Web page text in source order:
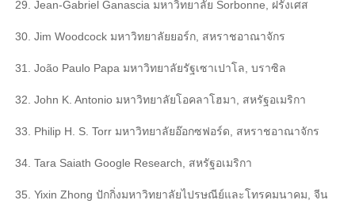
29. Jean-Gabriel Ganascia มหาวิทยาลัย Sorbonne, ฝรั่งเศส
30. Jim Woodcock มหาวิทยาลัยยอร์ก, สหราชอาณาจักร
31. João Paulo Papa มหาวิทยาลัยรัฐเซาเปาโล, บราซิล
32. John K. Antonio มหาวิทยาลัยโอคลาโฮมา, สหรัฐอเมริกา
33. Philip H. S. Torr มหาวิทยาลัยอ๊อกซฟอร์ด, สหราชอาณาจักร
34. Tara Saiath Google Research, สหรัฐอเมริกา
35. Yixin Zhong ปักกิ่งมหาวิทยาลัยไปรษณีย์และโทรคมนาคม, จีน